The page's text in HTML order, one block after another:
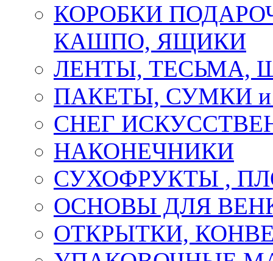
КОРОБКИ
КАШПО, ЯЩИКИ
ЛЕНТЫ, ТЕСЬМА,
ПАКЕТЫ, СУМКИ
СНЕГ
НАКОНЕЧНИКИ
СУХОФРУКТЫ ,
ОСНОВЫ ДЛЯ
ОТКРЫТКИ,